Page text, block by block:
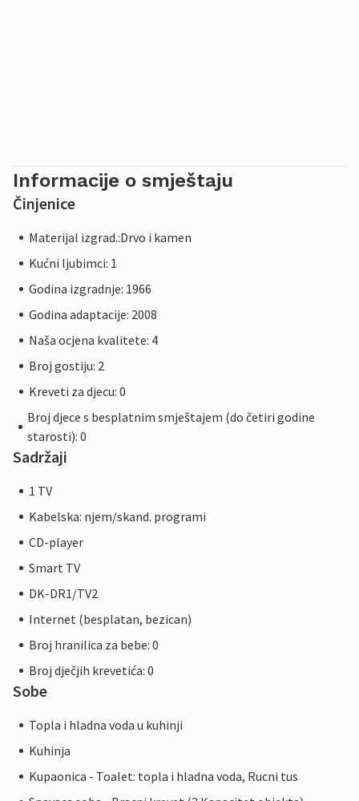
Informacije o smještaju
Činjenice
Materijal izgrad.:Drvo i kamen
Kućni ljubimci: 1
Godina izgradnje: 1966
Godina adaptacije: 2008
Naša ocjena kvalitete: 4
Broj gostiju: 2
Kreveti za djecu: 0
Broj djece s besplatnim smještajem (do četiri godine
starosti): 0
Sadržaji
1 TV
Kabelska: njem/skand. programi
CD-player
Smart TV
DK-DR1/TV2
Internet (besplatan, bezican)
Broj hranilica za bebe: 0
Broj dječjih krevetića: 0
Sobe
Topla i hladna voda u kuhinji
Kuhinja
Kupaonica - Toalet: topla i hladna voda, Rucni tus